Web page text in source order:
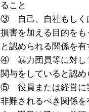
ること
③ 自己、自社もしく
損害を加える目的を
と認められる関係を有
④ 暴力団員等に対し
関与をしていると認
⑤ 役員または経営に
非難されるべき関係を